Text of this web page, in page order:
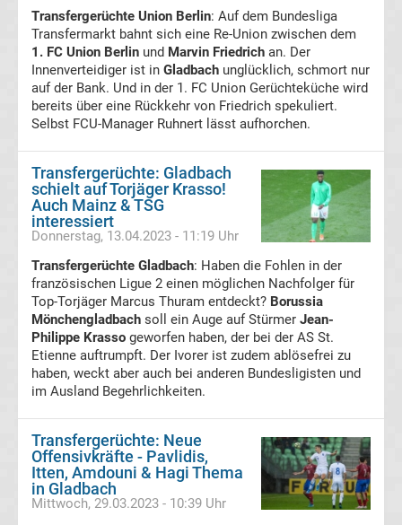
Transfergerüchte
MSV
Duisburg
RB
Leipzig
Transfergerüchte
Rot-
Weiss
Transfergerüchte
SC
Transfergerüchte Union Berlin: Auf dem Bundesliga
Transfermarkt bahnt sich eine Re-Union zwischen dem
1. FC Union Berlin und Marvin Friedrich an. Der
Innenverteidiger ist in Gladbach unglücklich, schmort nur
auf der Bank. Und in der 1. FC Union Gerüchteküche wird
bereits über eine Rückkehr von Friedrich spekuliert.
Selbst FCU-Manager Ruhnert lässt aufhorchen.
Transfergerüchte: Gladbach
schielt auf Torjäger Krasso!
Auch Mainz & TSG
interessiert
Donnerstag, 13.04.2023 - 11:19 Uhr
Transfergerüchte Gladbach: Haben die Fohlen in der
französischen Ligue 2 einen möglichen Nachfolger für
Top-Torjäger Marcus Thuram entdeckt? Borussia
Mönchengladbach soll ein Auge auf Stürmer Jean-
Philippe Krasso geworfen haben, der bei der AS St.
Etienne auftrumpft. Der Ivorer ist zudem ablösefrei zu
haben, weckt aber auch bei anderen Bundesligisten und
im Ausland Begehrlichkeiten.
Transfergerüchte: Neue
Offensivkräfte - Pavlidis,
Itten, Amdouni & Hagi Thema
in Gladbach
Mittwoch, 29.03.2023 - 10:39 Uhr